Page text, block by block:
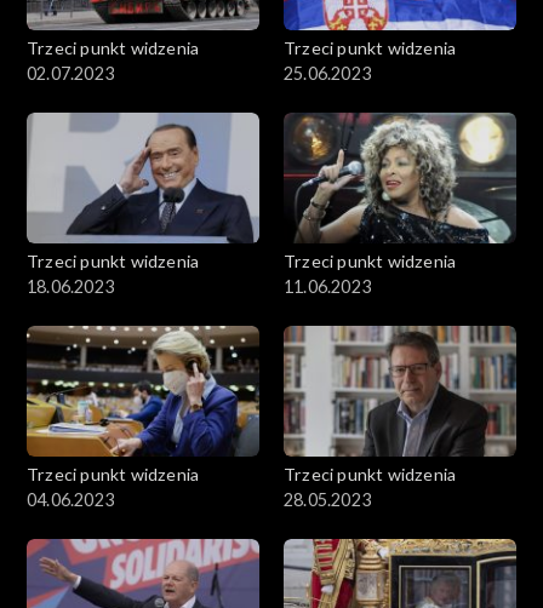
Trzeci punkt widzenia
02.07.2023
Trzeci punkt widzenia
25.06.2023
Trzeci punkt widzenia
18.06.2023
Trzeci punkt widzenia
11.06.2023
Trzeci punkt widzenia
04.06.2023
Trzeci punkt widzenia
28.05.2023